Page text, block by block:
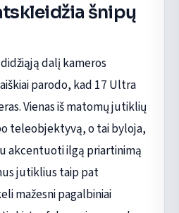
šnipų
dalį kameros
parodo, kad 17 Ultra
Vienas iš matomų jutiklių
teleobjektyvą, o tai byloja,
akcentuoti ilgą priartinimą
jutiklius taip pat
mažesni pagalbiniai